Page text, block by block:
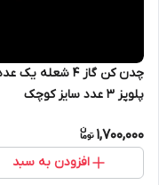
چدن کن گاز ۴ شعله یک
پلوپز ۳ عدد سایز کوچک
1,700,000
افزودن به سبد